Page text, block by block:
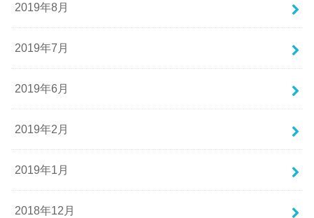
2019年8月
2019年7月
2019年6月
2019年2月
2019年1月
2018年12月